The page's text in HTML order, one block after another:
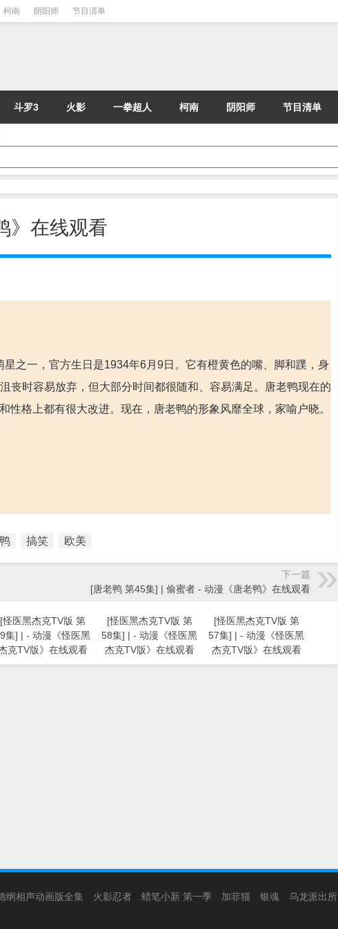
柯南 阴阳师 节目清单
斗罗3 火影 一拳超人 柯南 阴阳师 节目清单
》在线观看
之一，官方生日是1934年6月9日。它有橙黄色的嘴、脚和蹼，身
丧时容易放弃，但大部分时间都很随和、容易满足。唐老鸭现在的
性格上都有很大改进。现在，唐老鸭的形象风靡全球，家喻户晓。
搞笑 欧美
下一篇
[唐老鸭 第45集] | 偷蜜者 - 动漫《唐老鸭》在线观看
[怪医黑杰克TV版 第
集] | - 动漫《怪医黑
克TV版》在线观看
[怪医黑杰克TV版 第
58集] | - 动漫《怪医黑
杰克TV版》在线观看
[怪医黑杰克TV版 第
57集] | - 动漫《怪医黑
杰克TV版》在线观看
纲相声动画版全集 火影忍者 蜡笔小新 第一季 加菲猫 银魂 乌龙派出所